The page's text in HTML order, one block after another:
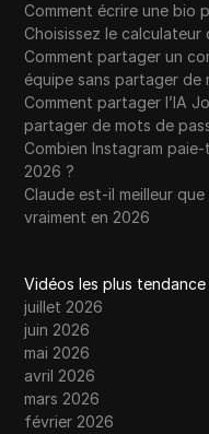
Comment écrire une bio
Choisissez le calculateur
Comment partager un
équipe sans partager de
Comment partager l’IA
partager de mots de
Combien Instagram
2026 ?
Claude est-il meilleur
vraiment en 2026
Vidéos les plus tendance
juillet 2026
juin 2026
mai 2026
avril 2026
mars 2026
février 2026